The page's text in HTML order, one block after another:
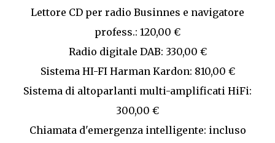
Lettore CD per radio Businnes e navigatore
profess.: 120,00 €
Radio digitale DAB: 330,00 €
Sistema HI-FI Harman Kardon: 810,00 €
Sistema di altoparlanti multi-amplificati HiFi:
300,00 €
Chiamata d'emergenza intelligente: incluso